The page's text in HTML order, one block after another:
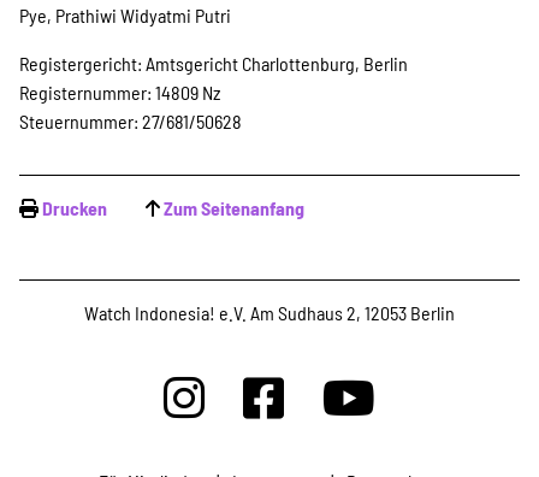
Kampagne
Stellenangebote
Werde Mitglied
Newsletter abonnieren
Pye, Prathiwi Widyatmi Putri
Registergericht: Amtsgericht Charlottenburg, Berlin
Registernummer: 14809 Nz
Steuernummer: 27/681/50628
Drucken Zum Seitenanfang
Watch Indonesia! e.V. Am Sudhaus 2, 12053 Berlin